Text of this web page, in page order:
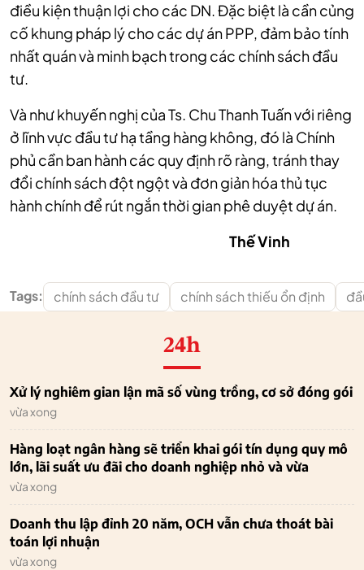
điều kiện thuận lợi cho các DN. Đặc biệt là cần củng
cố khung pháp lý cho các dự án PPP, đảm bảo tính
nhất quán và minh bạch trong các chính sách đầu
tư.
Và như khuyến nghị của Ts. Chu Thanh Tuấn với riêng
ở lĩnh vực đầu tư hạ tầng hàng không, đó là Chính
phủ cần ban hành các quy định rõ ràng, tránh thay
đổi chính sách đột ngột và đơn giản hóa thủ tục
hành chính để rút ngắn thời gian phê duyệt dự án.
Thế Vinh
Tags: chính sách đầu tư chính sách thiếu ổn định
24h
Xử lý nghiêm gian lận mã số vùng trồng, cơ sở đóng gói
vừa xong
Hàng loạt ngân hàng sẽ triển khai gói tín dụng quy mô
lớn, lãi suất ưu đãi cho doanh nghiệp nhỏ và vừa
vừa xong
Doanh thu lập đỉnh 20 năm, OCH vẫn chưa thoát bài
toán lợi nhuận
vừa xong